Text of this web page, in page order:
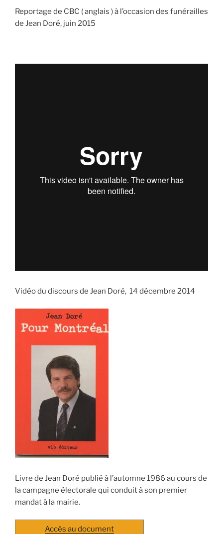
Reportage de CBC ( anglais ) à l’occasion des funérailles
de Jean Doré, juin 2015
Vidéo du discours de Jean Doré, 14 décembre 2014
Livre de Jean Doré publié à l’automne 1986 au cours de
la campagne électorale qui conduit à son premier
mandat à la mairie.
Accès au document